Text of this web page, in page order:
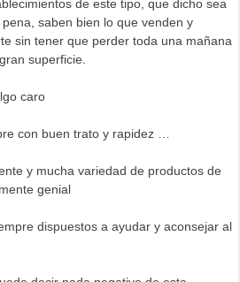
de este tipo, que dicho sea
saben bien lo que venden y
sin tener que perder toda una mañana
superficie.
caro
con buen trato y rapidez …
y mucha variedad de productos de
genial
dispuestos a ayudar y aconsejar al